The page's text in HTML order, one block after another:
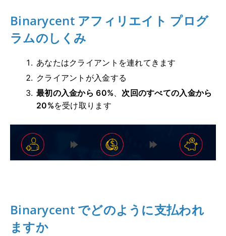
Binarycent アフィリエイト プログ
ラムのしくみ
あなたはクライアントを連れてきます
クライアントが入金する
最初の入金から 60%、 次回のすべての入金から
20%を受け取ります
Binarycent でどのように支払われ
ますか